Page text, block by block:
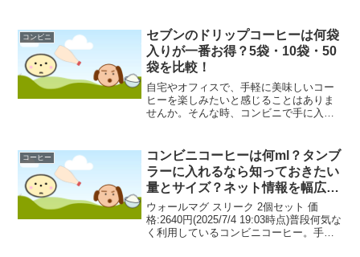
なるところかもしれません。そんな時に
おすすめしたいのが「コー...
コンビニ
セブンのドリップコーヒーは何袋
入りが一番お得？5袋・10袋・50
袋を比較！
自宅やオフィスで、手軽に美味しいコー
ヒーを楽しみたいと感じることはありま
せんか。そんな時、コンビニで手に入る
グループが提供する「セブンプレミア
ム」のドリップコーヒーは...
コーヒー
コンビニコーヒーは何ml？タンブ
ラーに入れるなら知っておきたい
量とサイズ？ネット情報を幅広く
調査！
ウォールマグ スリーク 2個セット 価
格:2640円(2025/7/4 19:03時点)普段何気な
く利用しているコンビニコーヒー。手軽